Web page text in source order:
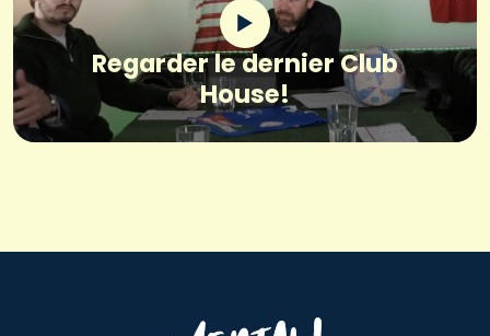
Regarder le dernier Club
House!